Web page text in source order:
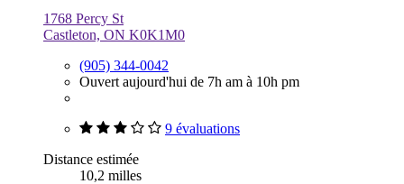
1768 Percy St
Castleton, ON K0K1M0
(905) 344-0042
Ouvert aujourd'hui de 7h am à 10h pm
9 évaluations
Distance estimée
10,2 milles